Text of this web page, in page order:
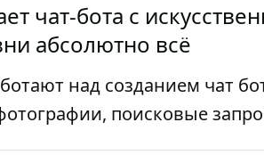
чат-бота с
абсолютно всё
над созданием чат
поисковые